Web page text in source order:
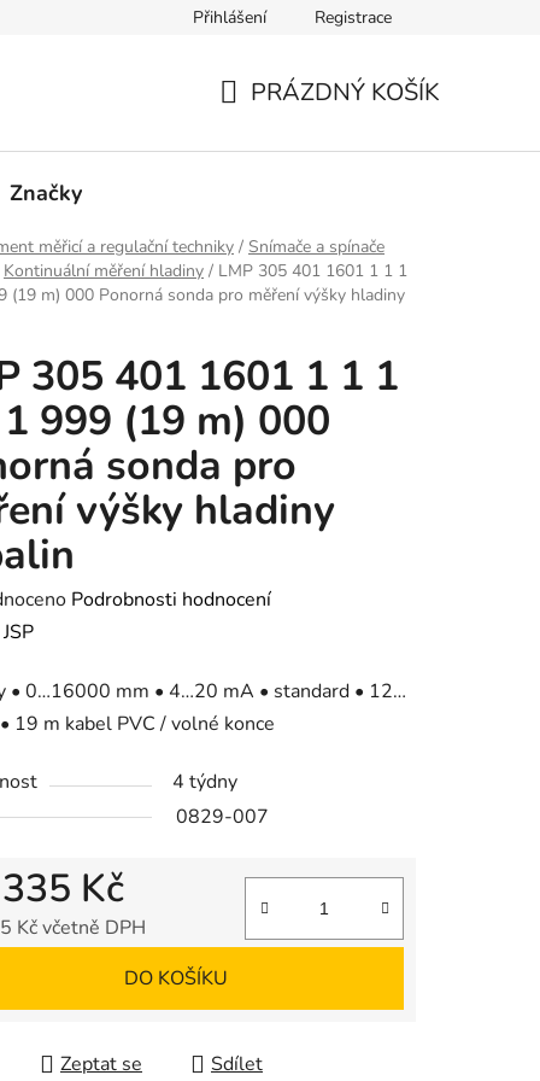
Přihlášení Registrace
PRÁZDNÝ KOŠÍK
Značky
měřicí a regulační techniky / Snímače a spínače
Kontinuální měření hladiny / LMP 305 401 1601 1 1 1
(19 m) 000 Ponorná sonda pro měření výšky hladiny
305 401 1601 1 1 1
999 (19 m) 000
sonda pro
výšky hladiny
Podrobnosti hodnocení
JSP
• 0…16000 mm • 4…20 mA • standard • 12…
19 m kabel PVC / volné konce
4 týdny
0829-007
Kč
Kč včetně DPH
DO KOŠÍKU
Zeptat se Sdílet